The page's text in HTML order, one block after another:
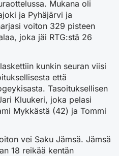
Mukana oli
ja Pyhäjärvi ja
voiton 329 pisteen
joka jäi RTG:stä 26
kunkin seuran viisi
että
Tasoituksellisen
Kluukeri, joka pelasi
Mykkästä (42) ja Tommi
vei Saku Jämsä. Jämsä
18 reikää kentän